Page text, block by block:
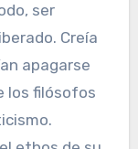
ser
Creía
apagarse
los filósofos